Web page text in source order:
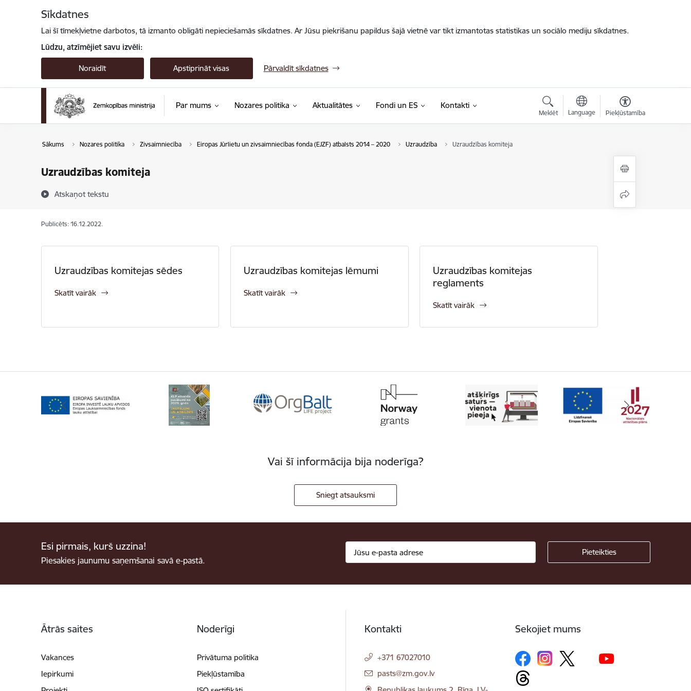
Sīkdatnes
Lai šī tīmekļvietne darbotos, tā izmanto obligāti nepieciešamās sīkdatnes. Ar Jūsu piekrišanu papildus šajā vietnē var tikt izmantotas statistikas un sociālo mediju sīkdatnes.
Lūdzu, atzīmējiet savu izvēli:
Noraidīt Apstiprināt visas Pārvaldīt sīkdatnes
Par mums Nozares politika Aktualitātes Fondi un ES Kontakti
Meklēt Language Piekļūstamība
Sākums Nozares politika Zivsaimniecība Eiropas Jūrlietu un zivsaimniecības fonda (EJZF) atbalsts 2014 – 2020 Uzraudzība Uzraudzības komiteja
Uzraudzības komiteja
Atskaņot tekstu
Publicēts: 16.12.2022.
Uzraudzības komitejas sēdes
Skatīt vairāk
Uzraudzības komitejas lēmumi
Skatīt vairāk
Uzraudzības komitejas
reglaments
Skatīt vairāk
Vai šī informācija bija noderīga?
Sniegt atsauksmi
Esi pirmais, kurš uzzina!
Piesakies jaunumu saņemšanai savā e-pastā.
Ātrās saites
Vakances
Iepirkumi
Noderīgi
Privātuma politika
Piekļūstamība
Kontakti
+371 67027010
E-pasts:
pasts@zm.gov.lv
Sekojiet mums